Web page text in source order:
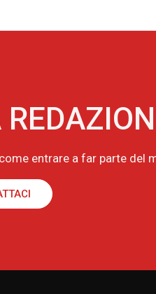
entrare a far parte del